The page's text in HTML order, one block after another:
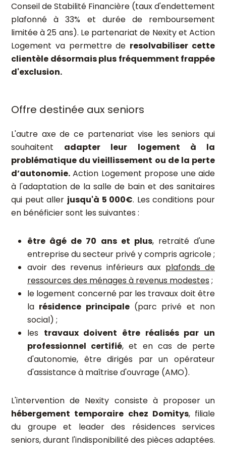
Conseil de Stabilité Financière (taux d'endettement
plafonné à 33% et durée de remboursement
limitée à 25 ans). Le partenariat de Nexity et Action
Logement va permettre de resolvabiliser cette
clientèle désormais plus fréquemment frappée
d'exclusion.
Offre destinée aux seniors
L'autre axe de ce partenariat vise les seniors qui
souhaitent adapter leur logement à la
problématique du vieillissement ou de la perte
d’autonomie. Action Logement propose une aide
à l'adaptation de la salle de bain et des sanitaires
qui peut aller jusqu'à 5 000€. Les conditions pour
en bénéficier sont les suivantes :
être âgé de 70 ans et plus, retraité d'une
entreprise du secteur privé y compris agricole ;
avoir des revenus inférieurs aux plafonds de
ressources des ménages à revenus modestes;
le logement concerné par les travaux doit être
la résidence principale(parc privé et non
social) ;
les travaux doivent être réalisés par un
professionnel certifié, et en cas de perte
d'autonomie, être dirigés par un opérateur
d'assistance à maîtrise d'ouvrage (AMO).
L'intervention de Nexity consiste à proposer un
hébergement temporaire chez Domitys, filiale
du groupe et leader des résidences services
seniors, durant l'indisponibilité des pièces adaptées.